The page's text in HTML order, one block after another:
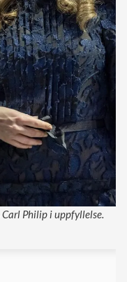
Carl Philip i uppfyllelse.